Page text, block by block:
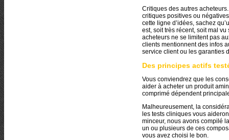
Critiques des autres
critiques positives ou
cette ligne d’idées, sachez
est, soit très récent, soit mal
acheteurs ne se limitent pas
clients mentionnent des infos
service client ou les garanties
Des principes actifs
Vous conviendrez que les
aider à acheter un produit
comprimé dépendent
Malheureusement, la
les tests cliniques vous
minceur, nous avons compilé
un ou plusieurs de ces
vous avez choisi le bon.